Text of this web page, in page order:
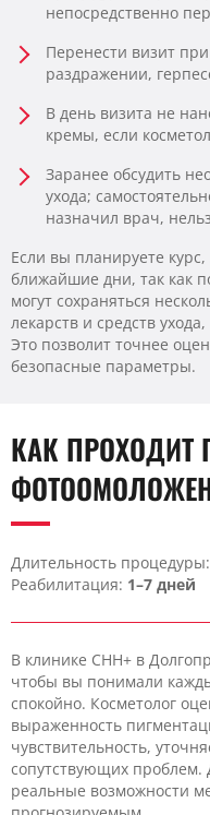
непосредственно
Перенести визит
раздражении,
В день визита не
кремы, если
Заранее обсудить
ухода;
назначил врач,
Если вы планируете
ближайшие дни, так как
могут сохраняться
лекарств и средств
Это позволит точнее
безопасные параметры.
КАК ПРОХОДИТ
Длительность процедуры:
Реабилитация: 1–7 дней
В клинике CHH+ в
чтобы вы понимали
спокойно. Косметолог
выраженность
чувствительность,
сопутствующих
реальные возможности